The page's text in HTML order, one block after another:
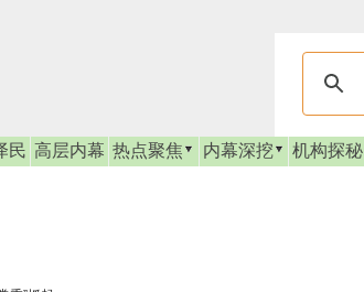
民 高层内幕 热点聚焦 内幕深挖 机构探秘